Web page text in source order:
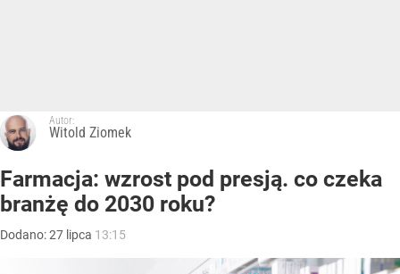
Autor:
Witold Ziomek
Farmacja: wzrost pod presją. co czeka
branżę do 2030 roku?
Dodano:27 lipca 13:15